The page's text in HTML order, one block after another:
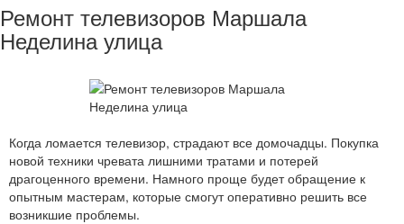
Ремонт телевизоров Маршала
Неделина улица
Когда ломается телевизор, страдают все домочадцы. Покупка
новой техники чревата лишними тратами и потерей
драгоценного времени. Намного проще будет обращение к
опытным мастерам, которые смогут оперативно решить все
возникшие проблемы.